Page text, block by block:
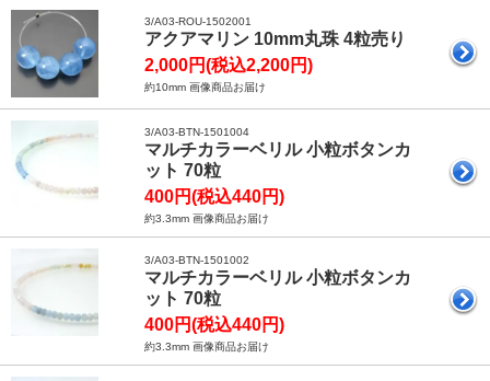
3/A03-ROU-1502001
アクアマリン 10mm丸珠 4粒売り
2,000円(税込2,200円)
約10mm 画像商品お届け
3/A03-BTN-1501004
マルチカラーベリル 小粒ボタンカ
ット 70粒
400円(税込440円)
約3.3mm 画像商品お届け
3/A03-BTN-1501002
マルチカラーベリル 小粒ボタンカ
ット 70粒
400円(税込440円)
約3.3mm 画像商品お届け